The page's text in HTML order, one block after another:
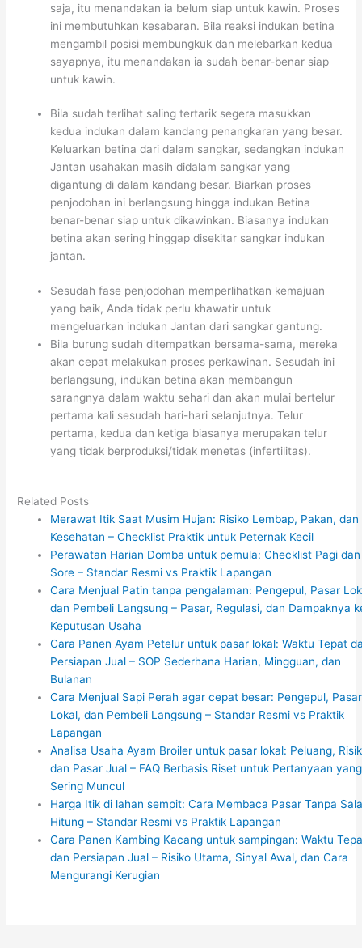
saja, itu menandakan ia belum siap untuk kawin. Proses
ini membutuhkan kesabaran. Bila reaksi indukan betina
mengambil posisi membungkuk dan melebarkan kedua
sayapnya, itu menandakan ia sudah benar-benar siap
untuk kawin.
Bila sudah terlihat saling tertarik segera masukkan
kedua indukan dalam kandang penangkaran yang besar.
Keluarkan betina dari dalam sangkar, sedangkan indukan
Jantan usahakan masih didalam sangkar yang
digantung di dalam kandang besar. Biarkan proses
penjodohan ini berlangsung hingga indukan Betina
benar-benar siap untuk dikawinkan. Biasanya indukan
betina akan sering hinggap disekitar sangkar indukan
jantan.
Sesudah fase penjodohan memperlihatkan kemajuan
yang baik, Anda tidak perlu khawatir untuk
mengeluarkan indukan Jantan dari sangkar gantung.
Bila burung sudah ditempatkan bersama-sama, mereka
akan cepat melakukan proses perkawinan. Sesudah ini
berlangsung, indukan betina akan membangun
sarangnya dalam waktu sehari dan akan mulai bertelur
pertama kali sesudah hari-hari selanjutnya. Telur
pertama, kedua dan ketiga biasanya merupakan telur
yang tidak berproduksi/tidak menetas (infertilitas).
Related Posts
Merawat Itik Saat Musim Hujan: Risiko Lembap, Pakan, dan
Kesehatan – Checklist Praktik untuk Peternak Kecil
Perawatan Harian Domba untuk pemula: Checklist Pagi dan
Sore – Standar Resmi vs Praktik Lapangan
Cara Menjual Patin tanpa pengalaman: Pengepul, Pasar
dan Pembeli Langsung – Pasar, Regulasi, dan Dampaknya
Keputusan Usaha
Cara Panen Ayam Petelur untuk pasar lokal: Waktu Tepat
Persiapan Jual – SOP Sederhana Harian, Mingguan, dan
Bulanan
Cara Menjual Sapi Perah agar cepat besar: Pengepul, Pasar
Lokal, dan Pembeli Langsung – Standar Resmi vs Praktik
Lapangan
Analisa Usaha Ayam Broiler untuk pasar lokal: Peluang,
dan Pasar Jual – FAQ Berbasis Riset untuk Pertanyaan yang
Sering Muncul
Harga Itik di lahan sempit: Cara Membaca Pasar Tanpa
Hitung – Standar Resmi vs Praktik Lapangan
Cara Panen Kambing Kacang untuk sampingan: Waktu
dan Persiapan Jual – Risiko Utama, Sinyal Awal, dan Cara
Mengurangi Kerugian